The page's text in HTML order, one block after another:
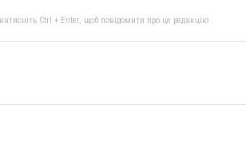
Ctrl + Enter, щоб повідомити про це редакцію